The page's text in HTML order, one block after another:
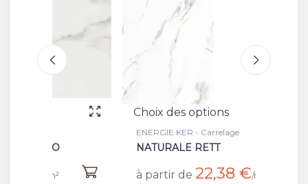
Choix des options
ENERGIE KER - Carrelage
NATURALE RETT
à partir de 22,38 €/m²